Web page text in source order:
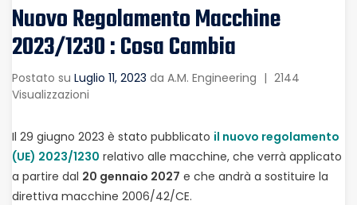
Nuovo Regolamento Macchine
2023/1230 : Cosa Cambia
Postato su Luglio 11, 2023 da A.M. Engineering | 2144
Visualizzazioni
Il 29 giugno 2023 è stato pubblicato il nuovo regolamento
(UE) 2023/1230 relativo alle macchine, che verrà applicato
a partire dal 20 gennaio 2027 e che andrà a sostituire la
direttiva macchine 2006/42/CE.